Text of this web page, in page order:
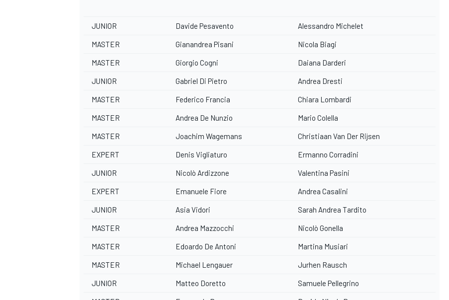
RALLY
JUNIOR Davide Pesavento Alessandro Michelet
MASTER Gianandrea Pisani Nicola Biagi
MASTER Giorgio Cogni Daiana Darderi
JUNIOR Gabriel Di Pietro Andrea Dresti
MASTER Federico Francia Chiara Lombardi
MASTER Andrea De Nunzio Mario Colella
MASTER Joachim Wagemans Christiaan Van Der Rijsen
EXPERT Denis Vigliaturo Ermanno Corradini
JUNIOR Nicolò Ardizzone Valentina Pasini
EXPERT Emanuele Fiore Andrea Casalini
JUNIOR Asia Vidori Sarah Andrea Tardito
MASTER Andrea Mazzocchi Nicolò Gonella
MASTER Edoardo De Antoni Martina Musiari
MASTER Michael Lengauer Jurhen Rausch
JUNIOR Matteo Doretto Samuele Pellegrino